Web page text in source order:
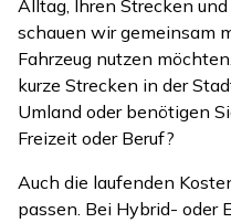
Alltag, Ihren Strecken
schauen wir gemeinsam
Fahrzeug nutzen
kurze Strecken in der
Umland oder benötigen
Freizeit oder Beruf?
Auch die laufenden
passen. Bei Hybrid- oder